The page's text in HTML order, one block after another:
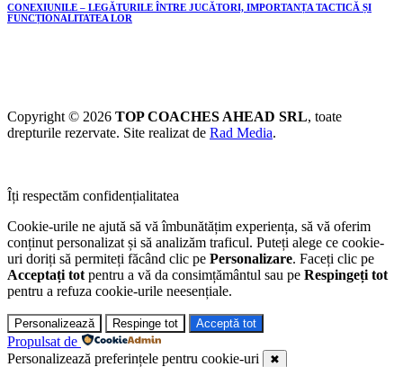
CONEXIUNILE – LEGĂTURILE ÎNTRE JUCĂTORI, IMPORTANȚA TACTICĂ ȘI
FUNCȚIONALITATEA LOR
Copyright © 2026 TOP COACHES AHEAD SRL, toate
drepturile rezervate. Site realizat de Rad Media.
Îți respectăm confidențialitatea
Cookie-urile ne ajută să vă îmbunătățim experiența, să vă oferim
conținut personalizat și să analizăm traficul. Puteți alege ce cookie-
uri doriți să permiteți făcând clic pe Personalizare. Faceți clic pe
Acceptați tot pentru a vă da consimțământul sau pe Respingeți tot
pentru a refuza cookie-urile neesențiale.
Personalizează Respinge tot Acceptă tot
Propulsat de
Personalizează preferințele pentru cookie-uri
✖